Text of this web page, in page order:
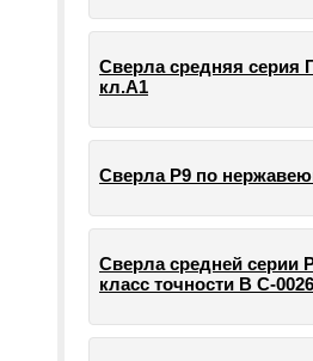
Сверла средняя серия
кл.А1
Сверла Р9 по
Сверла средней серии
класс точности В С-0026